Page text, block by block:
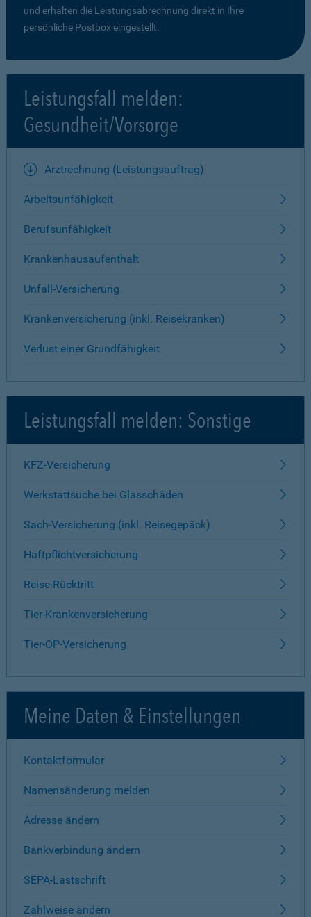
und erhalten die Leistungsabrechnung direkt in Ihre
persönliche Postbox eingestellt.
Leistungsfall melden:
Gesundheit/Vorsorge
Arztrechnung (Leistungsauftrag)
Arbeitsunfähigkeit
Berufsunfähigkeit
Krankenhausaufenthalt
Unfall-Versicherung
Krankenversicherung (inkl. Reisekranken)
Verlust einer Grundfähigkeit
Leistungsfall melden: Sonstige
KFZ-Versicherung
Werkstattsuche bei Glasschäden
Sach-Versicherung (inkl. Reisegepäck)
Haftpflichtversicherung
Reise-Rücktritt
Tier-Krankenversicherung
Tier-OP-Versicherung
Meine Daten & Einstellungen
Kontaktformular
Namensänderung melden
Adresse ändern
Bankverbindung ändern
SEPA-Lastschrift
Zahlweise ändern